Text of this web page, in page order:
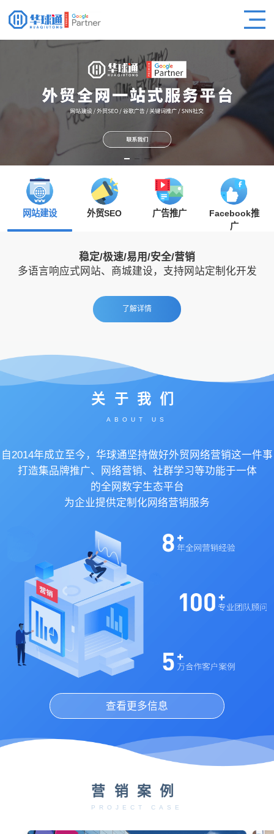
网站建设 外贸SEO 广告推广
Facebook推
广
稳定/极速/易用/安全/营销
多语言响应式网站、商城建设，支持网站定制化开发
了解详情
关于我们
ABOUT US
自2014年成立至今，华球通坚持做好外贸网络营销这一件事
打造集品牌推广、网络营销、社群学习等功能于一体
的全网数字生态平台
为企业提供定制化网络营销服务
查看更多信息
营销案例
PROJECT CASE